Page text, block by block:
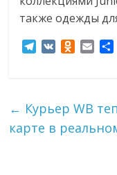
также одежды
T
r
a
O
k
l
a
← Курьер WB
карте в